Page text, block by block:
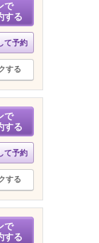
で
する
て予約
する
で
する
て予約
する
で
する